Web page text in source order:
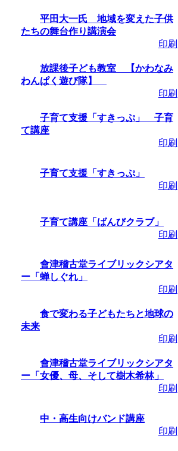
平田大一氏 地域を変えた子供
たちの舞台作り講演会
印刷
放課後子ども教室 【かわなみ
わんぱく遊び隊】
印刷
子育て支援「すきっぷ」 子育
て講座
印刷
子育て支援「すきっぷ」
印刷
子育て講座「ばんびクラブ」
印刷
會津稽古堂ライブリックシアタ
ー「蝉しぐれ」
印刷
食で変わる子どもたちと地球の
未来
印刷
會津稽古堂ライブリックシアタ
ー「女優、母、そして樹木希林」
印刷
中・高生向けバンド講座
印刷